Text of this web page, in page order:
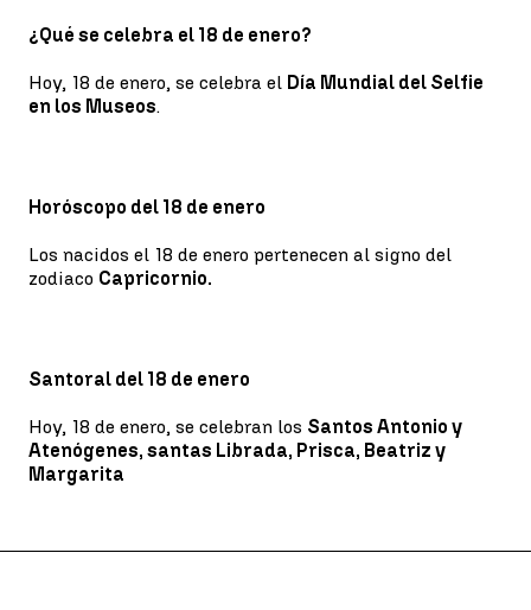
¿Qué se celebra el 18 de enero?
Hoy, 18 de enero, se celebra el Día Mundial del Selfie
en los Museos.
Horóscopo del 18 de enero
Los nacidos el 18 de enero pertenecen al signo del
zodiaco Capricornio.
Santoral del 18 de enero
Hoy, 18 de enero, se celebran los Santos Antonio y
Atenógenes, santas Librada, Prisca, Beatriz y
Margarita